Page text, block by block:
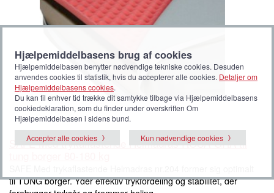
SAFE Med trykaflastende Helmadras ROSA-GRÅ til
til TUNG borger. Yder effektiv trykfordeling og stabilitet, der
Hjælpemiddelbasens brug af cookies
Hjælpemiddelbasen benytter nødvendige tekniske cookies. Desuden
anvendes cookies til statistik, hvis du accepterer alle cookies. Detaljer om
Hjælpemiddelbasens cookies.
Du kan til enhver tid trække dit samtykke tilbage via Hjælpemiddelbasens
cookiedeklaration, som du finder under overskriften Om
Hjælpemiddelbasen i sidens bund.
Accepter alle cookies
Kun nødvendige cookies